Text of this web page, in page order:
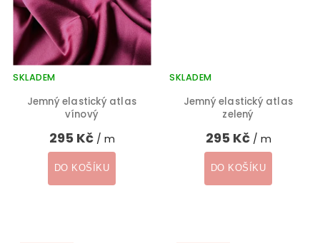
Jemný elastický atlas
vínový
SKLADEM
295 Kč / m
DO KOŠÍKU
Jemný elastický atlas
zelený
SKLADEM
295 Kč / m
DO KOŠÍKU